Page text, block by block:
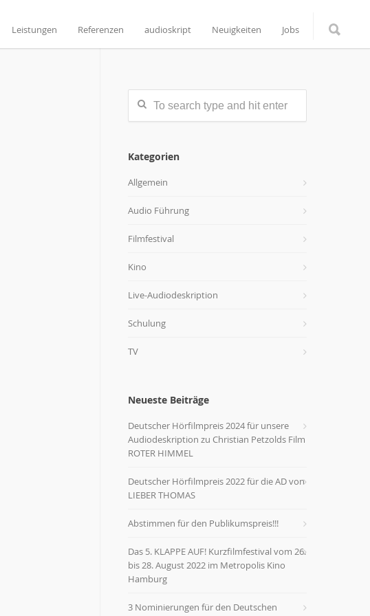
Leistungen Referenzen audioskript Neuigkeiten Jobs
Kategorien
Allgemein
Audio Führung
Filmfestival
Kino
Live-Audiodeskription
Schulung
TV
Neueste Beiträge
Deutscher Hörfilmpreis 2024 für unsere
Audiodeskription zu Christian Petzolds Film
ROTER HIMMEL
Deutscher Hörfilmpreis 2022 für die AD von
LIEBER THOMAS
Abstimmen für den Publikumspreis!!!
Das 5. KLAPPE AUF! Kurzfilmfestival vom 26.
bis 28. August 2022 im Metropolis Kino
Hamburg
3 Nominierungen für den Deutschen